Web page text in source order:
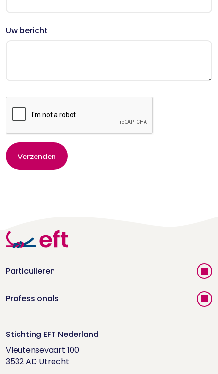
Uw bericht
Verzenden
Particulieren
Vind jouw therapeut
Videoportal
Doe de relatietest
Houd me Vast-bijeenkomsten
Professionals
Trainingen
Supervisorenlijst
Stichting EFT Nederland
Vleutensevaart 100
3532 AD Utrecht